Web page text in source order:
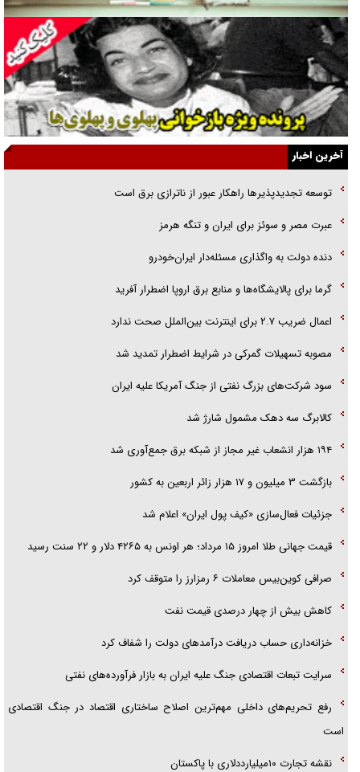
فوتبال و آن «بالا»!
راهبرد غافلگیری با نسل جدید پهپاد‌ها
جنجال پزشکان تقلبی در صنعت زیبایی
یهودی‌ها در ادبیات داستانی اروپا؛ از شکسپیر تا دیکنز
گفت‌وگو با خواهر یکی از شهدای جنگ رمضان/ خواهرم فرمانده جهادی و
اهل خدمت بی‌منت بود
آخرین اخبار
توسعه تجدیدپذیر‌ها راهکار عبور از ناترازی برق است
عبرت مصر و سوئز برای ایران و تنگه هرمز
دنده دولت به واگذاری مسئله‌دار ایران‌خودرو
گرما برای پالایشگاه‌ها و منابع برق اروپا اضطرار آفرید
اعمال ضریب ۲.۷ برای اینترنت بین‌الملل صحت ندارد
مصوبه تسهیلات گمرکی در شرایط اضطرار تمدید شد
سود شرکت‌های بزرگ نفتی از جنگ آمریکا علیه ایران
کالابرگ سه دهک مشمول شارژ شد
۱۹۴ هزار انشعاب غیر مجاز از شبکه برق جمع‌آوری شد
بازگشت ۳ میلیون و ۱۷ هزار زائر اربعین به کشور
جزئیات فعال‌سازی «کیف پول ایران» اعلام شد
قیمت جهانی طلا امروز ۱۵ مرداد؛ هر اونس به ۴۲۶۵ دلار و ۲۲ سنت رسید
صرافی کوین‌بیس معاملات ۶ رمزارز را متوقف کرد
کاهش بیش از چهار درصدی قیمت نفت
خزانه‌داری حساب دریافت درآمد‌های دولت را شفاف کرد
سرایت تبعات اقتصادی جنگ علیه ایران به بازار فرآورده‌های نفتی
رفع تحریم‌های داخلی مهم‌ترین اصلاح ساختاری اقتصاد در جنگ اقتصادی
است
نقشه تجارت ۱۰میلیارددلاری با پاکستان